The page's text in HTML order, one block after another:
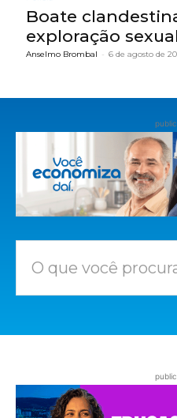
Boate
exploração
Anselmo Brombal - 6 de agosto de
O que você